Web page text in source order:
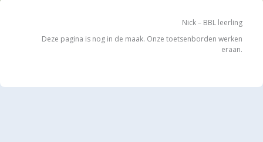
Nick – BBL leerling
Deze pagina is nog in de maak. Onze toetsenborden werken
eraan.